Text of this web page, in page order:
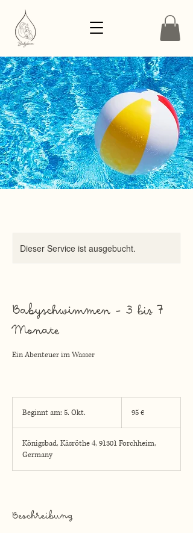
Dieser Service ist ausgebucht.
Babyschwimmen - 3 bis 7
Monate
Ein Abenteuer im Wasser
Beginnt am: 5. Okt.
i
n
95 €
Königsbad, Käsröthe 4, 91301 Forchheim,
Germany
Beschreibung